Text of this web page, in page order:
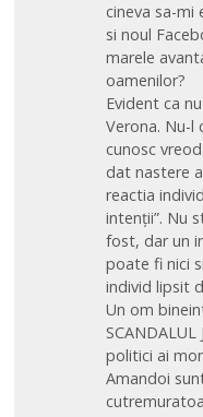
cineva sa-
si noul
marele
oamenilor?
Evident ca
Verona. Nu-l
cunosc
dat nastere
reactia
intenții”. Nu
fost, dar un
poate fi nici
individ lipsit
Un om
politici ai
Amandoi